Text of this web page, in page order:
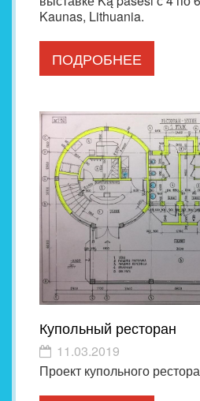
Kaunas, Lithuania.
ПОДРОБНЕЕ
Купольный ресторан
11.03.2019
Проект купольного